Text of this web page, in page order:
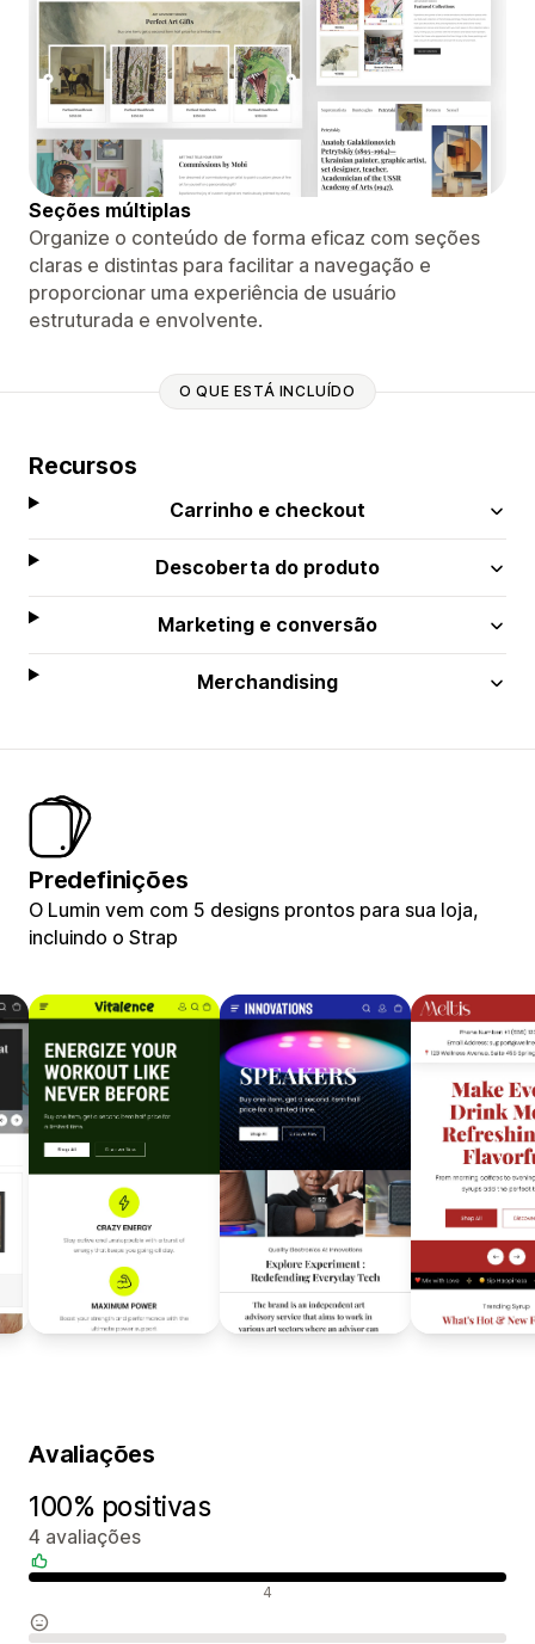
Seções múltiplas
Organize o conteúdo de forma eficaz com seções
claras e distintas para facilitar a navegação e
proporcionar uma experiência de usuário
estruturada e envolvente.
O QUE ESTÁ INCLUÍDO
Recursos
Carrinho e checkout
Descoberta do produto
Marketing e conversão
Merchandising
Predefinições
O Lumin vem com 5 designs prontos para sua loja,
incluindo o Strap
Avaliações
100% positivas
4 avaliações
4